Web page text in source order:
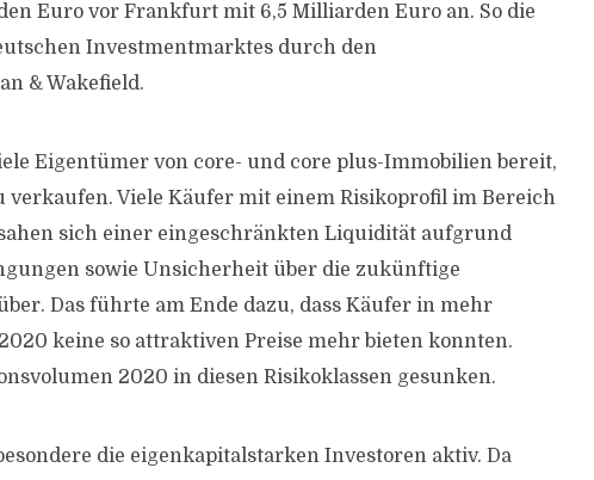
Euro vor Frankfurt mit 6,5 Milliarden Euro an. So die
Investmentmarktes durch den
& Wakefield.
Eigentümer von core- und core plus-Immobilien bereit,
verkaufen. Viele Käufer mit einem Risikoprofil im Bereich
sich einer eingeschränkten Liquidität aufgrund
sowie Unsicherheit über die zukünftige
Das führte am Ende dazu, dass Käufer in mehr
keine so attraktiven Preise mehr bieten konnten.
2020 in diesen Risikoklassen gesunken.
die eigenkapitalstarken Investoren aktiv. Da